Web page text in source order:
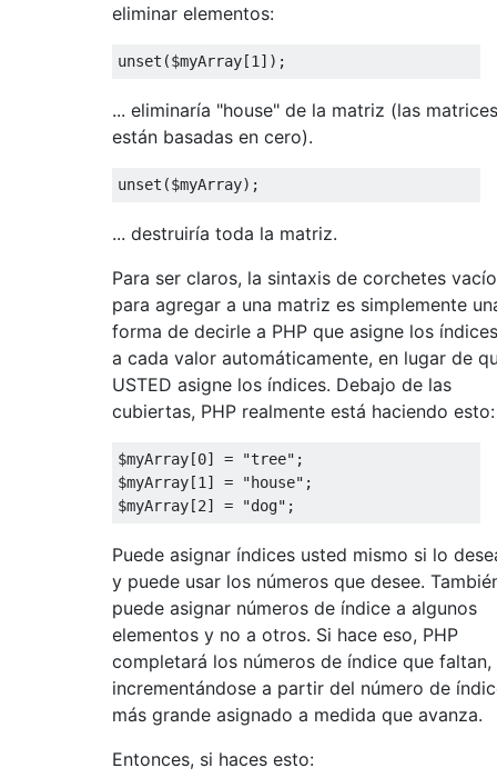
eliminar elementos:
unset ($myArray[1 ]);
... eliminaría "house" de la matriz (las matrices
están basadas en cero).
unset ($myArray);
... destruiría toda la matriz.
Para ser claros, la sintaxis de corchetes
para agregar a una matriz es simplemente
forma de decirle a PHP que asigne los índices
a cada valor automáticamente, en lugar de
USTED asigne los índices. Debajo de las
cubiertas, PHP realmente está haciendo esto:
$myArray[0] = "tree" ;
$myArray[1 ] = "house" ;
$myArray[2] = "dog" ;
Puede asignar índices usted mismo si lo
y puede usar los números que desee.
puede asignar números de índice a algunos
elementos y no a otros. Si hace eso, PHP
completará los números de índice que faltan,
incrementándose a partir del número de
más grande asignado a medida que avanza.
Entonces, si haces esto: